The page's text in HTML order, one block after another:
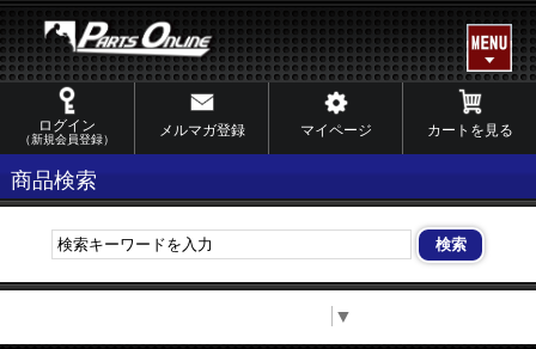
ログイン
（新規会員登録）
メルマガ登録 マイページ カートを見る
商品検索
▼